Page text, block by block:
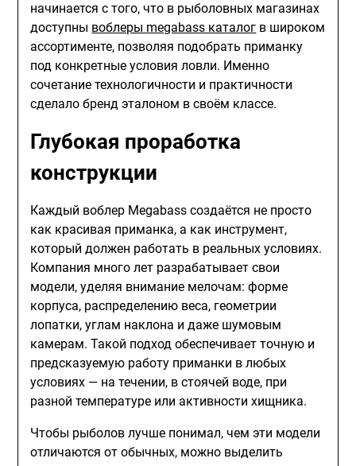
начинается с того, что в рыболовных магазинах
доступны воблеры megabass каталог в широком
ассортименте, позволяя подобрать приманку
под конкретные условия ловли. Именно
сочетание технологичности и практичности
сделало бренд эталоном в своём классе.
Глубокая проработка
конструкции
Каждый воблер Megabass создаётся не просто
как красивая приманка, а как инструмент,
который должен работать в реальных условиях.
Компания много лет разрабатывает свои
модели, уделяя внимание мелочам: форме
корпуса, распределению веса, геометрии
лопатки, углам наклона и даже шумовым
камерам. Такой подход обеспечивает точную и
предсказуемую работу приманки в любых
условиях — на течении, в стоячей воде, при
разной температуре или активности хищника.
Чтобы рыболов лучше понимал, чем эти модели
отличаются от обычных, можно выделить